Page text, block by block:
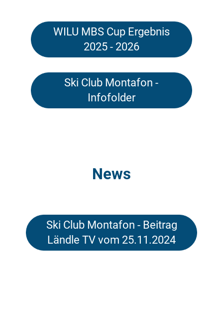
WILU MBS Cup Ergebnis
2025 - 2026
Ski Club Montafon -
Infofolder
News
Ski Club Montafon - Beitrag
Ländle TV vom 25.11.2024